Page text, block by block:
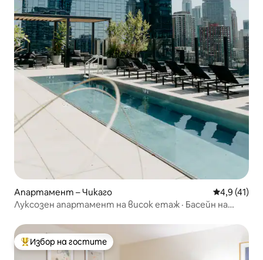
Апартамент – Чикаго Средна
4,9 (41)
Луксозен апартамент на висок етаж · Басейн на
Най-популярен избор на гостите
Избор на гостите